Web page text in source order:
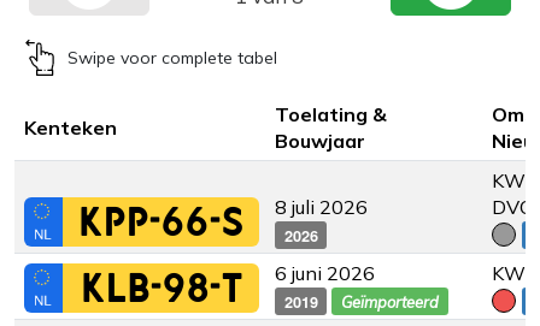
Swipe voor complete tabel
Kenteken
Toelating &
Bouwjaar
KPP-66-S 8 juli 2026
2026
KW
KLB-98-T 6 juni 2026
2019 Geïmporteerd
KW